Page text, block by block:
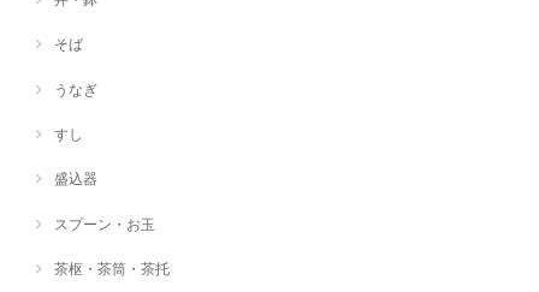
そば
うなぎ
すし
盛込器
スプーン・お玉
茶枢・茶筒・茶托